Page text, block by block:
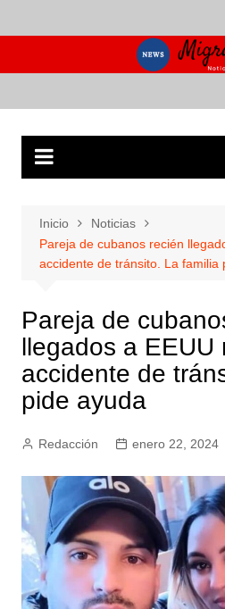
al
Inicio
Noticias
Pareja de cubanos recién
accidente de tránsito. La familia
Pareja de
llegados a EEUU
accidente de
pide ayuda
Redacción enero 22, 2024